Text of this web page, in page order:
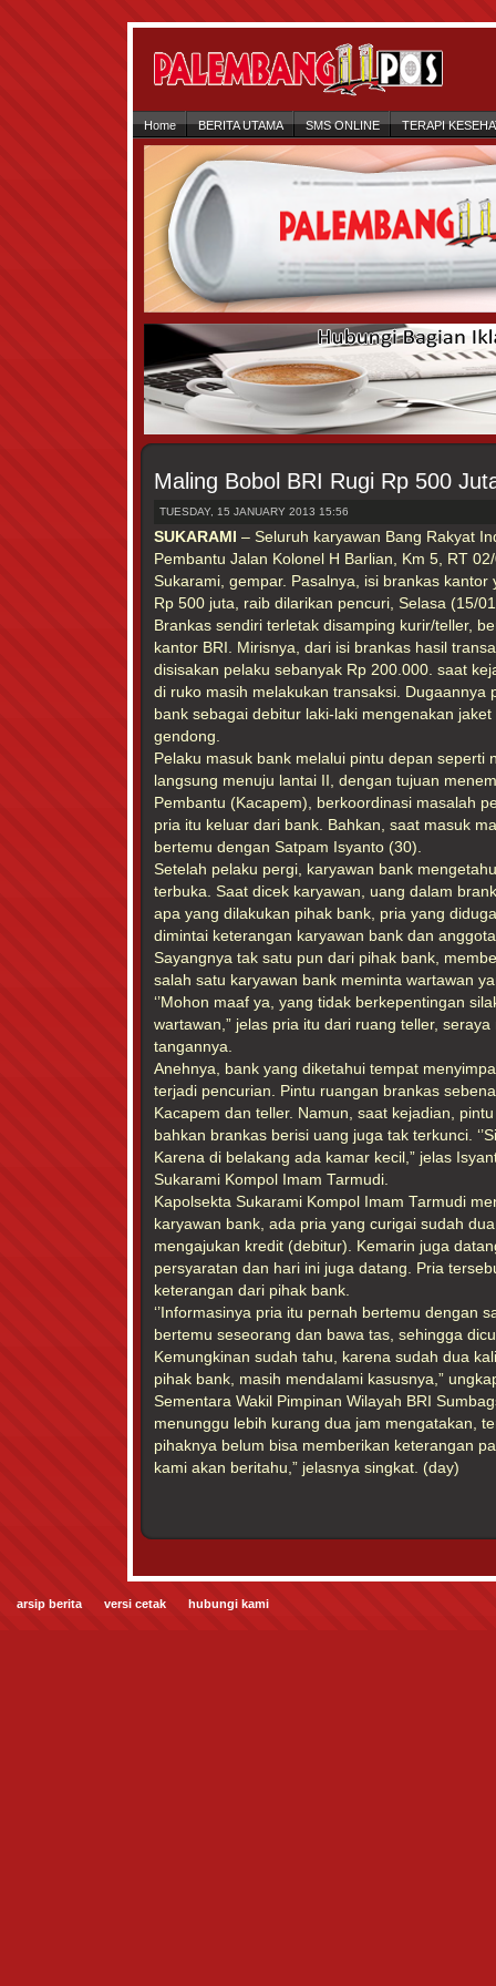
Home BERITA UTAMA SMS ONLINE TERAPI
Maling Bobol BRI Rugi Rp 500
TUESDAY, 15 JANUARY 2013 15:56
SUKARAMI
– Seluruh karyawan Bang Rakyat
Pembantu Jalan Kolonel H Barlian, Km 5, RT
Sukarami, gempar. Pasalnya, isi brankas kantor
Rp 500 juta, raib dilarikan pencuri, Selasa (15/
Brankas sendiri terletak disamping kurir/teller,
kantor BRI. Mirisnya, dari isi brankas hasil
disisakan pelaku sebanyak Rp 200.000. saat
di ruko masih melakukan transaksi. Dugaannya
bank sebagai debitur laki-laki mengenakan
gendong.
Pelaku masuk bank melalui pintu depan seperti
langsung menuju lantai II, dengan tujuan
Pembantu (Kacapem), berkoordinasi masalah
pria itu keluar dari bank. Bahkan, saat masuk
bertemu dengan Satpam Isyanto (30).
Setelah pelaku pergi, karyawan bank
terbuka. Saat dicek karyawan, uang dalam
apa yang dilakukan pihak bank, pria yang
dimintai keterangan karyawan bank dan
Sayangnya tak satu pun dari pihak bank,
salah satu karyawan bank meminta wartawan
‘’Mohon maaf ya, yang tidak berkepentingan
wartawan,” jelas pria itu dari ruang teller,
tangannya.
Anehnya, bank yang diketahui tempat
terjadi pencurian. Pintu ruangan brankas
Kacapem dan teller. Namun, saat kejadian,
bahkan brankas berisi uang juga tak terkunci.
Karena di belakang ada kamar kecil,” jelas
Sukarami Kompol Imam Tarmudi.
Kapolsekta Sukarami Kompol Imam Tarmudi
karyawan bank, ada pria yang curigai sudah
mengajukan kredit (debitur). Kemarin juga
persyaratan dan hari ini juga datang. Pria
keterangan dari pihak bank.
‘’Informasinya pria itu pernah bertemu dengan
bertemu seseorang dan bawa tas, sehingga
Kemungkinan sudah tahu, karena sudah dua
pihak bank, masih mendalami kasusnya,”
Sementara Wakil Pimpinan Wilayah BRI
menunggu lebih kurang dua jam mengatakan,
pihaknya belum bisa memberikan keterangan
kami akan beritahu,” jelasnya singkat. (day)
arsip berita versi cetak hubungi kami